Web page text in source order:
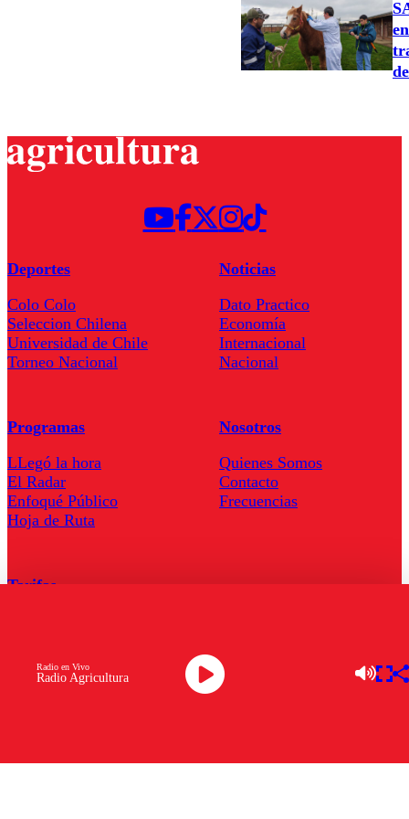
Radio Agricultura
Radio en Vivo
Deportes
Colo Colo
Seleccion Chilena
Universidad de Chile
Torneo Nacional
Noticias
Dato Practico
Economía
Internacional
Nacional
Programas
LLegó la hora
El Radar
Enfoqué Público
Hoja de Ruta
Nosotros
Quienes Somos
Contacto
Frecuencias
Tarifas
Descarga la APP